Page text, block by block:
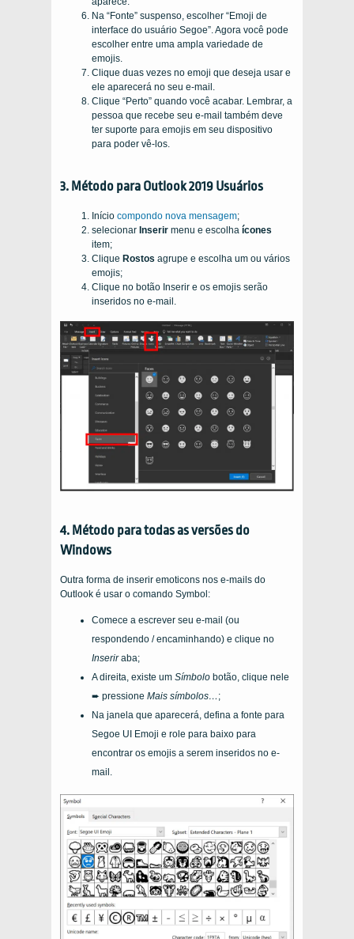
Na “Fonte” suspenso, escolher “Emoji de
interface do usuário Segoe”. Agora você pode
escolher entre uma ampla variedade de
emojis.
Clique duas vezes no emoji que deseja usar e
ele aparecerá no seu e-mail.
Clique “Perto” quando você acabar. Lembrar, a
pessoa que recebe seu e-mail também deve
ter suporte para emojis em seu dispositivo
para poder vê-los.
3. Método para Outlook 2019 Usuários
Início compondo nova mensagem;
selecionar Inserir menu e escolha ícones
item;
Clique Rostos agrupe e escolha um ou vários
emojis;
Clique no botão Inserir e os emojis serão
inseridos no e-mail.
4. Método para todas as versões do
Windows
Outra forma de inserir emoticons nos e-mails do
Outlook é usar o comando Symbol:
Comece a escrever seu e-mail (ou
respondendo / encaminhando) e clique no
Inseriraba;
A direita, existe um Símbolo botão, clique nele
➨ pressione Mais símbolos… ;
Na janela que aparecerá, defina a fonte para
Segoe UI Emoji e role para baixo para
encontrar os emojis a serem inseridos no e-
mail.